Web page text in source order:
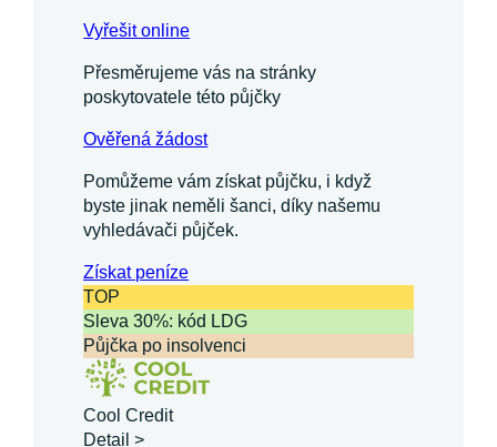
Vyřešit online
Přesměrujeme vás na stránky
poskytovatele této půjčky
Ověřená žádost
Pomůžeme vám získat půjčku, i když
byste jinak neměli šanci, díky našemu
vyhledávači půjček.
Získatpeníze
TOP
Sleva 30%: kód LDG
Půjčka po insolvenci
Cool Credit
Detail >